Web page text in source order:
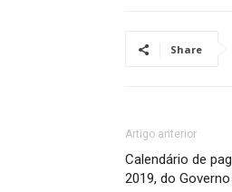
Share
Artigo anterior
Calendário de
2019, do